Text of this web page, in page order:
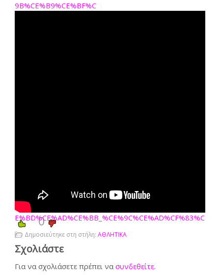
9B%CE%B9%CE%BF%C
0
Δημοσιεύτηκε στη στήλη: ΑΘΛΗΤΙΚΑ
Σχολιάστε
Για να σχολιάσετε πρέπει να συνδεθείτε.